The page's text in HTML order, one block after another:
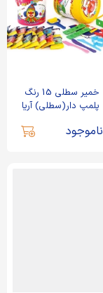
خمیر سطلی 15 رنگ
پلمپ دار(سطلی) آریا
ناموجود